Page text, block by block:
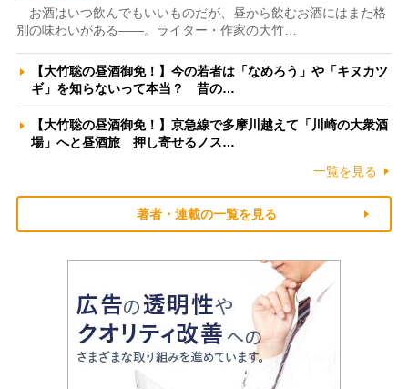
お酒はいつ飲んでもいいものだが、昼から飲むお酒にはまた格
別の味わいがある――。ライター・作家の大竹…
【大竹聡の昼酒御免！】今の若者は「なめろう」や「キヌカツ
ギ」を知らないって本当？ 昔の…
【大竹聡の昼酒御免！】京急線で多摩川越えて「川崎の大衆酒
場」へと昼酒旅 押し寄せるノス…
一覧を見る
著者・連載の一覧を見る